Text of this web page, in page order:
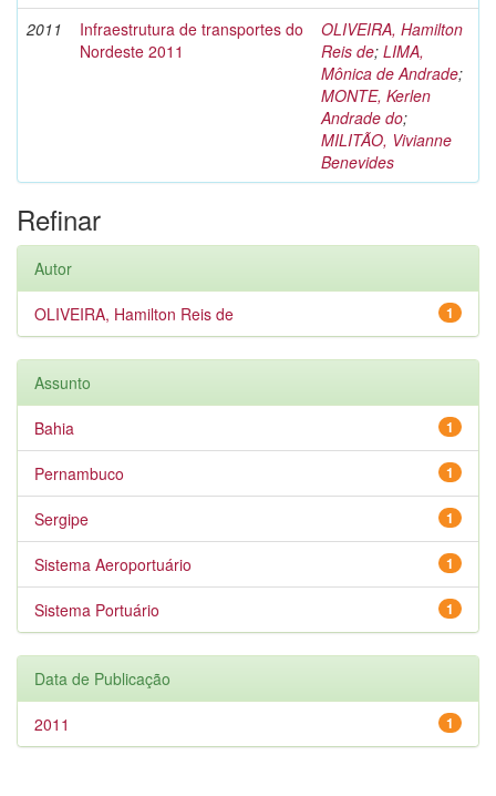
2011
Infraestrutura de transportes do
Nordeste 2011
OLIVEIRA, Hamilton
Reis de; LIMA,
Mônica de Andrade;
MONTE, Kerlen
Andrade do;
MILITÃO, Vivianne
Benevides
Refinar
Autor
1
OLIVEIRA, Hamilton Reis de
Assunto
1
Bahia
1
Pernambuco
1
Sergipe
1
Sistema Aeroportuário
1
Sistema Portuário
Data de Publicação
1
2011